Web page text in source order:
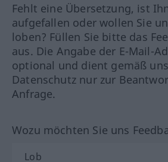
Fehlt eine Übersetzung, ist
aufgefallen oder wollen Sie
loben? Füllen Sie bitte das
aus. Die Angabe der E-Mail-
optional und dient gemäß
Datenschutz nur zur
Anfrage.
Wozu möchten Sie uns